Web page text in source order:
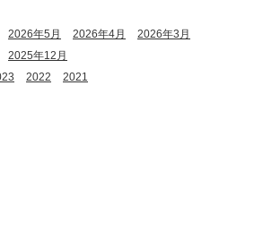
2026年5月 2026年4月
2026年3月
2025年12月
2022 2021